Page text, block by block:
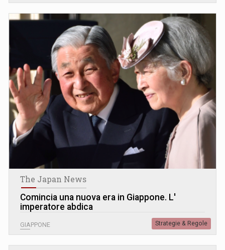
The Japan News
Comincia una nuova era in Giappone. L'
imperatore abdica
GIAPPONE Strategie & Regole